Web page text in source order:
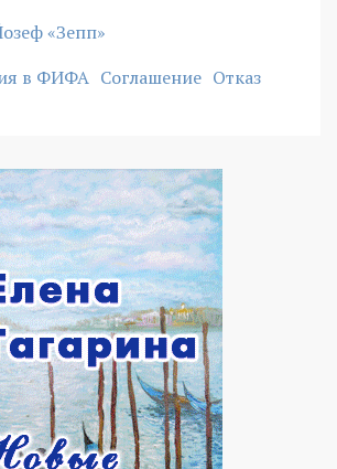
«Зепп»
в ФИФА Соглашение Отказ